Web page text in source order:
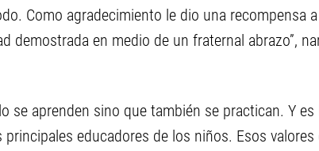
Como agradecimiento le dio una recompensa
demostrada en medio de un fraternal abrazo”,
se aprenden sino que también se practican. Y es
educadores de los niños. Esos valores